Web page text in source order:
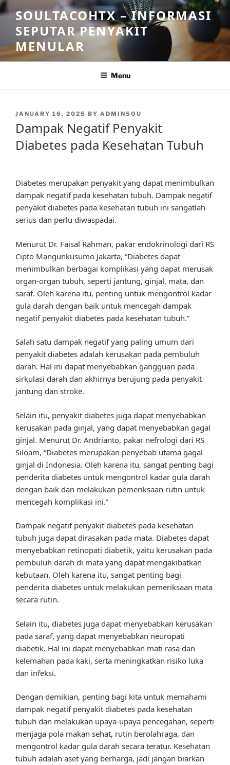
Skip
to
content
SOULTACOHTX – INFORMASI
SEPUTAR PENYAKIT
MENULAR
Menu
POSTED
JANUARY 16, 2025 BY ADMINSOU
Dampak Negatif Penyakit
Diabetes pada Kesehatan Tubuh
Diabetes merupakan penyakit yang dapat menimbulkan
dampak negatif pada kesehatan tubuh. Dampak negatif
penyakit diabetes pada kesehatan tubuh ini sangatlah
serius dan perlu diwaspadai.
Menurut Dr. Faisal Rahman, pakar endokrinologi dari RS
Cipto Mangunkusumo Jakarta, “Diabetes dapat
menimbulkan berbagai komplikasi yang dapat merusak
organ-organ tubuh, seperti jantung, ginjal, mata, dan
saraf. Oleh karena itu, penting untuk mengontrol kadar
gula darah dengan baik untuk mencegah dampak
negatif penyakit diabetes pada kesehatan tubuh.”
Salah satu dampak negatif yang paling umum dari
penyakit diabetes adalah kerusakan pada pembuluh
darah. Hal ini dapat menyebabkan gangguan pada
sirkulasi darah dan akhirnya berujung pada penyakit
jantung dan stroke.
Selain itu, penyakit diabetes juga dapat menyebabkan
kerusakan pada ginjal, yang dapat menyebabkan gagal
ginjal. Menurut Dr. Andrianto, pakar nefrologi dari RS
Siloam, “Diabetes merupakan penyebab utama gagal
ginjal di Indonesia. Oleh karena itu, sangat penting bagi
penderita diabetes untuk mengontrol kadar gula darah
dengan baik dan melakukan pemeriksaan rutin untuk
mencegah komplikasi ini.”
Dampak negatif penyakit diabetes pada kesehatan
tubuh juga dapat dirasakan pada mata. Diabetes dapat
menyebabkan retinopati diabetik, yaitu kerusakan pada
pembuluh darah di mata yang dapat mengakibatkan
kebutaan. Oleh karena itu, sangat penting bagi
penderita diabetes untuk melakukan pemeriksaan mata
secara rutin.
Selain itu, diabetes juga dapat menyebabkan kerusakan
pada saraf, yang dapat menyebabkan neuropati
diabetik. Hal ini dapat menyebabkan mati rasa dan
kelemahan pada kaki, serta meningkatkan risiko luka
dan infeksi.
Dengan demikian, penting bagi kita untuk memahami
dampak negatif penyakit diabetes pada kesehatan
tubuh dan melakukan upaya-upaya pencegahan, seperti
menjaga pola makan sehat, rutin berolahraga, dan
mengontrol kadar gula darah secara teratur. Kesehatan
tubuh adalah aset yang berharga, jadi jangan biarkan